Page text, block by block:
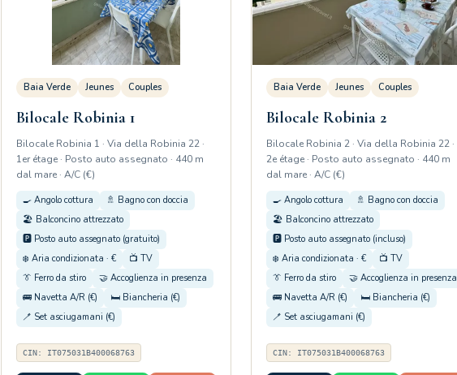
Baia Verde Jeunes Couples
Bilocale Robinia 1
Bilocale Robinia 1 · Via della Robinia 22 ·
1er étage · Posto auto assegnato · 440 m
dal mare · A/C (€)
🍳 Angolo cottura
🚿 Bagno con doccia
🏖️ Balconcino attrezzato
🅿️ Posto auto assegnato (gratuito)
❄️ Aria condizionata · €
📺 TV
👔 Ferro da stiro
🤝 Accoglienza in presenza
🚌 Navetta A/R (€)
🛏️ Biancheria (€)
🪥 Set asciugamani (€)
CIN: IT075031B400068763
Baia Verde Jeunes Couples
Bilocale Robinia 2
Bilocale Robinia 2 · Via della Robinia 22 ·
2e étage · Posto auto assegnato · 440 m
dal mare · A/C (€)
🍳 Angolo cottura
🚿 Bagno con doccia
🏖️ Balconcino attrezzato
🅿️ Posto auto assegnato (incluso)
❄️ Aria condizionata · €
📺 TV
👔 Ferro da stiro
🤝 Accoglienza in presenza
🚌 Navetta A/R (€)
🛏️ Biancheria (€)
🪥 Set asciugamani (€)
CIN: IT075031B400068763